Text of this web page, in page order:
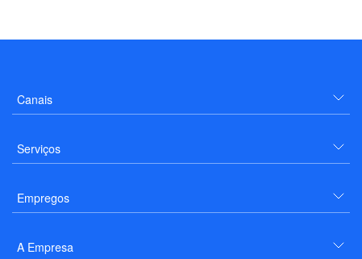
Canais
Serviços
Empregos
A Empresa